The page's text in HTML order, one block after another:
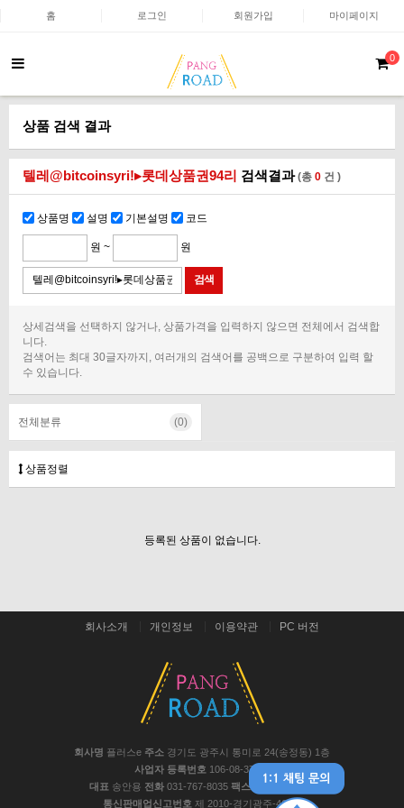
홈 로그인 회원가입 마이페이지
0
상품 검색 결과
텔레@bitcoinsyriǃ▸롯데상품권94리 검색결과(총 0 건 )
상품명 설명 기본설명 코드
원 ~ 원
상세검색을 선택하지 않거나, 상품가격을 입력하지 않으면 전체에서 검색합
니다.
검색어는 최대 30글자까지, 여러개의 검색어를 공백으로 구분하여 입력 할
수 있습니다.
전체분류 (0)
상품정렬
등록된 상품이 없습니다.
회사소개 개인정보 이용약관 PC 버전
회사명 플러스e 주소 경기도 광주시 통미로 24(송정동) 1층
사업자 등록번호 106-08-37441
대표 송안용 전화 031-767-8035 팩스 031-767-8048
통신판매업신고번호 제 2010-경기광주-467호